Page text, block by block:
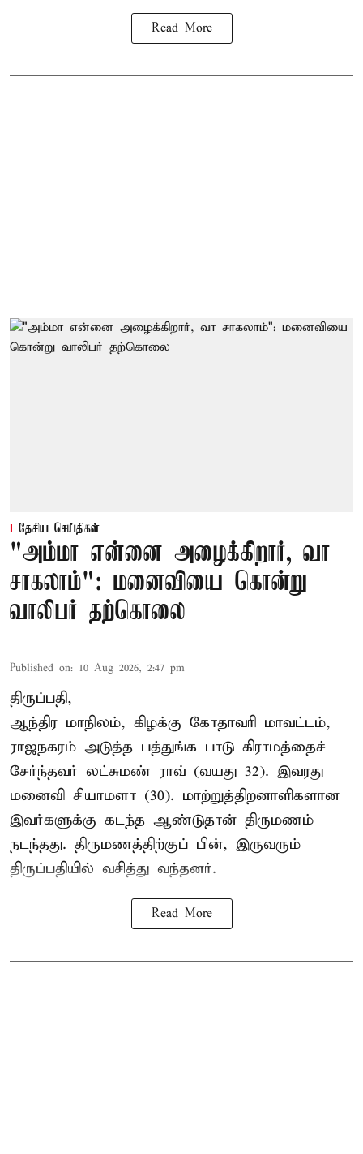
Read More
தேசிய செய்திகள்
"அம்மா என்னை அழைக்கிறார், வா
சாகலாம்": மனைவியை கொன்று
வாலிபர் தற்கொலை
Published on: 10 Aug 2026, 2:47 pm
திருப்பதி,
ஆந்திர மாநிலம், கிழக்கு கோதாவரி மாவட்டம்,
ராஜநகரம் அடுத்த பத்துங்க பாடு கிராமத்தைச்
சேர்ந்தவர் லட்சுமண் ராவ் (வயது 32). இவரது
மனைவி சியாமளா (30). மாற்றுத்திறனாளிகளான
இவர்களுக்கு கடந்த ஆண்டுதான் திருமணம்
நடந்தது. திருமணத்திற்குப் பின், இருவரும்
திருப்பதியில் வசித்து வந்தனர்.
Read More